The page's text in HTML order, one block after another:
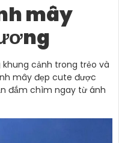
mây
cảnh trong trẻo và
mây đẹp cute được
đắm chìm ngay từ ánh